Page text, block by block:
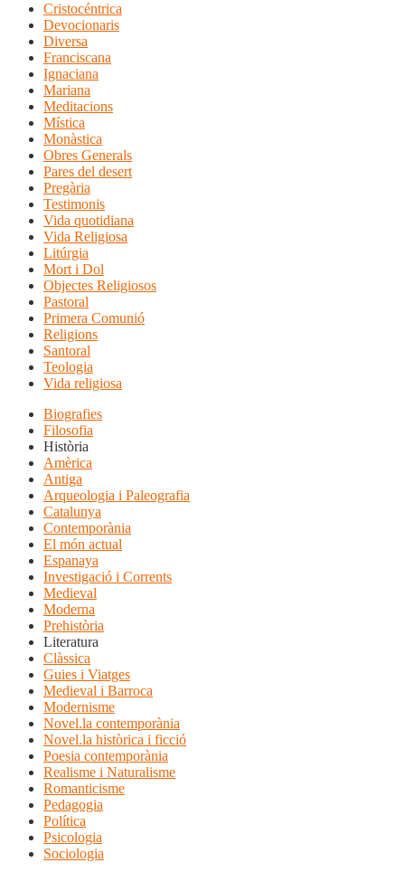
Cristocéntrica
Devocionaris
Diversa
Franciscana
Ignaciana
Mariana
Meditacions
Mística
Monàstica
Obres Generals
Pares del desert
Pregària
Testimonis
Vida quotidiana
Vida Religiosa
Litúrgia
Mort i Dol
Objectes Religiosos
Pastoral
Primera Comunió
Religions
Santoral
Teologia
Vida religiosa
Biografies
Filosofia
Història
Amèrica
Antiga
Arqueologia i Paleografia
Catalunya
Contemporània
El món actual
Espanaya
Investigació i Corrents
Medieval
Moderna
Prehistòria
Literatura
Clàssica
Guies i Viatges
Medieval i Barroca
Modernisme
Novel.la contemporània
Novel.la històrica i ficció
Poesia contemporània
Realisme i Naturalisme
Romanticisme
Pedagogia
Política
Psicologia
Sociologia